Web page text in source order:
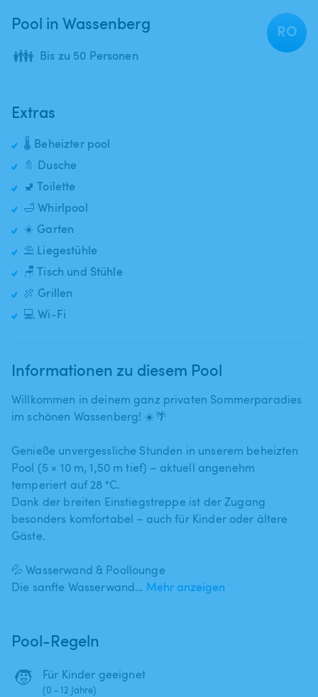
Pool in Wassenberg
👪 Bis zu 50 Personen
RO
Extras
🌡️ Beheizter pool
🚿 Dusche
🚽 Toilette
🛁 Whirlpool
☀️ Garten
⛱️ Liegestühle
🪑 Tisch und Stühle
🍖 Grillen
💻 Wi-Fi
Informationen zu diesem Pool
Willkommen in deinem ganz privaten Sommerparadies
im schönen Wassenberg! ☀️🌴
Genieße unvergessliche Stunden in unserem beheizten
Pool (5 × 10 m​,​ 1​,​50 m tief) – aktuell angenehm
temperiert auf 28 °C.
Dank der breiten Einstiegstreppe ist der Zugang
besonders komfortabel – auch für Kinder oder ältere
Gäste.
💦 Wasserwand & Poollounge
Die sanfte Wasserwand… Mehr anzeigen
Pool-Regeln
🧒 Für Kinder geeignet
(0 - 12 Jahre)